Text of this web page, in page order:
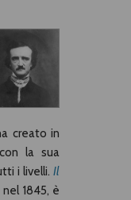
creato in
la sua
i livelli. Il
1845, è